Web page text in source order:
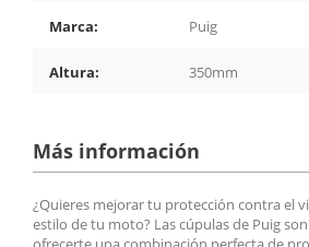
Marca: Puig
Altura: 350mm
Más información
¿Quieres mejorar tu protección contra el
estilo de tu moto? Las cúpulas de Puig